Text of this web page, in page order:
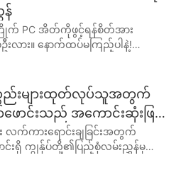
န်
းပွားစေရန်၊ ဦးဆောင်မှုများပြုလုပ်ရန် သို့မဟုတ် ထုတ်ကုန်အသစ်တစ်ခုကို ရိုးရိုးရှင်းရှင်းပြသရန် သင်ရှာဖွေနေပါသလား။ သင်၏ပန်းတိုင်များကို ဖော်ထုတ်ပြီးသည်နှင့်၊ ရက်စွဲ၊ နေရာနှင့် ဘတ်ဂျက်ကဲ့သို့သော ပွဲ၏ သယ်ယူပို့ဆောင်ရေးအစီအစဉ်ကို စတင်နိုင်ပါသည်။ သင်၏ မိတ်ဆက်ပွဲအတွက် နေရာကို ရွေးချယ်ရာတွင်၊ သင့်ပစ်မှတ် ပရိသတ်အတွက် အလွယ်တကူ ရနိုင်သော တည်နေရာကို စဉ်းစားပါ။ ဂိမ်းကွန်ဗင်းရှင်း သို့မဟုတ် ကုန်စည်ပြပွဲသည် ဂိမ်းကစားသူအများအပြားကို တစ်နေရာတည်းတွင်ရောက်ရှိရန် အကောင်းဆုံးဆက်တင်တစ်ခုဖြစ်သည်။ တစ်နည်းအားဖြင့် သင်သည် ပိုမိုရင်းနှီးပြီး သီးသန့်အတွေ့အကြုံဖန်တီးရန် သင့်ကိုယ်ပိုင် အရောင်းပြခန်း သို့မဟုတ် ရုံးခန်းတွင် ပွဲစီစဉ်နိုင်သည်။ ဂိမ်းကစားသူများကြား စိတ်ဝင်စားမှုရရှိစေရန်၊ ပွဲသို့ဦးတည်သည့် buzz ဖန်တီးရန် အရေးကြီးပါသည်။ မိတ်ဆက်ပွဲနှင့်ပတ်သက်သည့် စကားလုံးများကို ဖြန့်ကျက်ရန် ဆိုရှယ်မီဒီယာပလက်ဖောင်းများ၊ အီးမေးလ်စျေးကွက်ရှာဖွေရေးနှင့် စာနယ်ဇင်းထုတ်ဝေမှုများကို အသုံးပြုပါ။ ဂိမ်းဆော့သော PC အိတ်အသစ်၏ အမြည်းနှင့် ခိုးကြည့်မှုများသည် အလားအလာရှိသော တက်ရောက်သူများကြားတွင် မျှော်လင့်ခြင်းနှင့် စိတ်လှုပ်ရှားခြင်းကို တည်ဆောက်ရန် ကူညီပေးပါသည်။ ပွဲနေ့တွင်၊ ဂိမ်းကစားသူများအတွက် ကြိုဆိုပြီး ဆွဲဆောင်မှုရှိသော အငွေ့အသက်ကို ဖန်တီးပါ။ ဂိမ်းပီစီအိတ်၏အင်္ဂါရပ်များကိုပြသသည့်အပြန်အလှန်တုံ့ပြန်သည့်ပြကွက်များကိုတပ်ဆင်ကာ ထုတ်ကုန်ကို ကိုယ်တိုင်တွေ့ကြုံခံစားနိုင်စေရန် တက်ရောက်လာသူများအား လက်ဖြင့်သရုပ်ပြမှုများကို ပံ့ပိုးပေးပါသည်။ ဧည့်သည်များနှင့် ပိုမိုထိတွေ့ဆက်ဆံပြီး အမှတ်ရဖွယ်အတွေ့အကြုံကို ဖန်တီးရန် ဂိမ်းပြိုင်ပွဲများ ကျင်းပခြင်း သို့မဟုတ် လက်ဆောင်ပစ္စည်းများကို လက်ခံကျင်းပရန် စဉ်းစားပါ။ ကွန်ရက်ချိတ်ဆက်ခြင်းသည် အောင်မြင်သော မိတ်ဆက်ပွဲတစ်ခု၏ အရေးကြီးသော ကဏ္ဍတစ်ခုလည်းဖြစ်သည်။ တက်ရောက်သူများနှင့် ချိတ်ဆက်ရန်၊ အကြံပြုချက်များကို စုဆောင်းရန်နှင့် အလားအလာရှိသော လုပ်ဖော်ကိုင်ဖက်များ သို့မဟုတ် ဖြန့်ဖြူးသူများနှင့် ဆက်ဆံရေးတည်ဆောက်ရန် အချိန်ယူပါ။ ထုတ်ကုန်ကို စိတ်ဝင်စားသည့် ဂိမ်းကစားသူများထံမှ ဆက်သွယ်ရန် အချက်အလက်များကို စုဆောင်းခြင်းသည် ပွဲအပြီးတွင် ၎င်းတို့နှင့် လိုက်လျောညီထွေဖြစ်စေရန် ကူညီပေးပြီး နောက်ထပ်ရောင်းအားကို မြှင့်တင်နိုင်မည်ဖြစ်သည်။ နိဂုံးချုပ်အနေဖြင့်၊ အောင်မြင်သော ဂိမ်း PC case launch event ကို လက်ခံကျင်းပခြင်းသည် ဂရုတစိုက်စီစဉ်ခြင်း၊ ပရိုမိုးရှင်းနှင့် အကောင်အထည်ဖော်ရန် လိုအပ်ပါသည်။ ဂိမ်းကစားသူများအကြား စိတ်ဝင်စားဖွယ်ကောင်းသော ဖန်တီးမှုများဖန်တီးခြင်းဖြင့်၊ သင်သည် သင့်ထုတ်ကုန်ကို ထိရောက်စွာပြသနိုင်ပြီး သင့်ဂိမ်းဆော့ဖ်ဝဲအတွက် ရောင်းအားကို တွန်းအားပေးနိုင်ပါသည်။ ထို့ကြောင့် ယနေ့တွင် သင်၏မိတ်ဆက်ပွဲကို စတင်စီစဉ်ပြီး ဂိမ်းအသိုက်အဝန်းအပေါ် တည်မြဲသော အထင်ကြီးမှုတစ်ခု ပြုလုပ်ပါ။ - သင်၏ PC Cases များ၏ နောက်ဆုံးရအင်္ဂါရပ်များနှင့် ဒီဇိုင်းကို ပြသခြင်း။ အောင်မြင်သော ဂိမ်းဆော့သော PC case မိတ်ဆက်ပွဲကို လက်ခံကျင်းပခြင်းသည် သင်၏ gaming PC case များ၏ နောက်ဆုံးထွက်အင်္ဂါရပ်များနှင့် ဒီဇိုင်းများကို ပြသရန်အတွက် မရှိမဖြစ်လိုအပ်ပါသည်။ ကောင်းစွာစီစဉ်ထားပြီး အကောင်အထည်ဖော်သည့်ပွဲသည် ဖောက်သည်များနှင့် မီဒီယာများကြားတွင် စိတ်လှုပ်ရှားမှုကို ဖြစ်ပေါ်စေပြီး အရောင်းနှင့် အမှတ်တံဆိပ်ကို မြင်နိုင်စွမ်းကို တိုးမြင့်လာစေပါသည်။ ဤလမ်းညွှန်တွင်၊ သင့်ပရိသတ်ကို ရေရှည်စွဲမြဲစေမည့် အောင်မြင်သောဂိမ်း PC case launch event ကို လက်ခံကျင်းပရန်အတွက် အဓိကဗျူဟာများကို ဆွေးနွေးပါမည်။ သင်၏ဂိမ်း PC case launch event ကိုစီစဉ်သောအခါ၊ သင်၏ပစ်မှတ်ပရိသတ်ကို ထည့်သွင်းစဉ်းစားရန် အရေးကြီးပါသည်။ သင့်အစီအစဉ်ကို အများသူငှာ ဖွင့်မည်လား သို့မဟုတ် လုပ်ငန်းနယ်ပယ်မှ ကျွမ်းကျင်ပညာရှင်များနှင့် မီဒီယာများအတွက် ပိုမိုသီးသန့်ပွဲဖြစ်မည်ဆိုသည်ကို ခွဲခြားသတ်မှတ်ပါ။ ၎င်းသည် သင့်ဧည့်သည်များအတွက် ဆွဲဆောင်မှုအရှိဆုံးဖြစ်မည့် ပရိုဂရမ်အမျိုးအစားနှင့် လှုပ်ရှားမှုများကို ဆုံးဖြတ်ရန် သင့်အား ကူညီပေးပါမည်။ သင်၏ဂိမ်း PC case မိတ်ဆက်ပွဲအတွက် မှန်ကန်သောနေရာကို ရွေးချယ်ခြင်းသည် သင့်တက်ရောက်လာသူများအတွက် အမှတ်တရနှင့် အကျိုးသက်ရောက်မှုရှိသော အတွေ့အကြုံကို ဖန်တီးရန် အရေးကြီးပါသည်။ ပြောင်လက်တောက်ပသော ဂိုဒေါင်နေရာ၊ စတိုင်ကျသော အရောင်းပြခန်း သို့မဟုတ် ခေတ်မီသော ပွဲလမ်းသဘင်နေရာတစ်ခုကို သင်ရွေးချယ်သည်ဖြစ်စေ နေရာသည် သင့်ဂိမ်း PC အိတ်များ၏ အလှတရားနှင့် တံဆိပ်တပ်ခြင်းများနှင့် ကိုက်ညီကြောင်း သေချာပါစေ။ ခန်းမ၏ အပြင်အဆင်သည် ပွဲ၏စီးဆင်းမှုကို မည်သို့အကျိုးသက်ရောက်စေမည်ကို ထည့်သွင်းစဉ်းစားပြီး သင့်ထုတ်ကုန်များကို ပြသရန်နှင့် ဧည့်သည်များနှင့် ထိတွေ့ရန် နေရာအလုံအလောက်ရှိစေရန် သေချာပါစေ။ သင်၏ဂိမ်း PC အိတ်များ၏ နောက်ဆုံးထွက်အင်္ဂါရပ်များနှင့် ဒီဇိုင်းများကို ပြသခြင်းအပြင်၊ တက်ရောက်လာသူများအတွက် အမှန်တကယ် နှစ်မြှုပ်ထားသော အတွေ့အကြုံကို ဖန်တီးရန် သင့်အစီအစဉ်တွင် အပြန်အလှန်အကျိုးသက်ရောက်မှုရှိသော အစိတ်အပိုင်းများကို ထည့်သွင်းစဉ်းစားပါ။ ဧည့်သည်များသည် သင့် PC အိတ်များ၏ လုပ်ဆောင်နိုင်စွမ်းကို စမ်းသပ်နိုင်သည့် သရုပ်ပြဘူတာရုံများကို သတ်မှတ်ပြီး RGB အလင်းရောင်ကို စိတ်ကြိုက်ပြင်ဆင်ခြင်း သို့မဟုတ် သင့်ကိစ္စများ၏ ကေဘယ်လ်စီမံခန့်ခွဲမှု ရွေးချယ်မှုများကို ရှာဖွေခြင်းကဲ့သို့သော လက်ပေါ်အတွေ့အကြုံများအတွက် အခွင့်အလမ်းများ ပေးဆောင်နိုင်သည်။ သင်၏ ဂိမ်းဆော့သော PC case launch event ၏ အကျိုးသက်ရောက်မှုကို အမြင့်ဆုံးဖြစ်စေရန်၊ သင့်မက်ဆေ့ချ်ကို ချဲ့ထွင်ပြီး ပိုမိုကျယ်ပြန့်သော ပရိသတ်ထံ ရောက်ရှိစေရန် ကူညီပေးနိုင်သည့် သြဇာလွှမ်းမိုးနိုင်သူများနှင့် လုပ်ငန်းကျွမ်းကျင်သူများ၏ အကူအညီကို စာရင်းသွင်းပါ။ လူကြိုက်များသော ဂိမ်းဆော့သည့် YouTubers၊ နည်းပညာဘလော့ဂါများနှင့် ဆိုရှယ်မီဒီယာလွှမ်းမိုးသူများကို ဖိတ်ကြားပြီး ၎င်းတို့၏အတွေ့အကြုံများကို ၎င်းတို့၏နောက်လိုက်များနှင့် မျှဝေရန် ပွဲသို့ ဖိတ
စည်းများထုတ်လုပ်သူအတွက်
င်းသည် အကောင်းဆုံးဖြစ်
အွန်လိုင်းပလက်ဖောင်းအချို့ကို နှိုင်းယှဉ်ပါမည်။ လက်ကားဝယ်ယူမှုများအတွက် ရေပန်းအစားဆုံး အွန်လိုင်းပလက်ဖောင်းများထဲမှ တစ်ခုမှာ Alibaba ဖြစ်သည်။ ကမ္ဘာတစ်ဝှမ်းရှိ ထုတ်လုပ်သူနှင့် ပေးသွင်းသူများထံမှ ထုတ်ကုန်အများအပြားကို ရွေးချယ်ခြင်းကြောင့် လူသိများသော Alibaba သည် အပြိုင်အဆိုင်စျေးနှုန်းများဖြင့် esports ဂိမ်းဆက်စပ်ပစ္စည်းများကို ကျယ်ပြန့်စွာ ပေးဆောင်ပါသည်။ ၎င်း၏အသုံးပြုရလွယ်ကူသောအင်တာဖေ့စ်နှင့် လုံခြုံသောငွေပေးချေမှုရွေးချယ်စရာများဖြင့် Alibaba သည် ၎င်းတို့၏စတိုးဆိုင်အတွက် ဂိမ်းဆက်စပ်ပစ္စည်းများကို စုဆောင်းလိုသည့် လက်လီရောင်းချသူများအတွက် အဆင်ပြေသောရွေးချယ်မှုတစ်ခုဖြစ်သည်။ ထည့်သွင်းစဉ်းစားသင့်သည့် နောက်ထပ်အွန်လိုင်းပလက်ဖောင်းမှာ Amazon ဖြစ်သည်။ Amazon သည် ၎င်း၏ လက်လီစျေးကွက်အတွက် အဓိကအားဖြင့် နာမည်ကြီးသော်လည်း၊ အစုလိုက်အပြုံလိုက် ကုန်ပစ္စည်းများကို ဝယ်ယူလိုသည့် စီးပွားရေးလုပ်ငန်းများအတွက် လက်ကားပရိုဂရမ်ကိုလည်း ပေးဆောင်ထားသည်။ ၎င်း၏ လျင်မြန်သော ပို့ဆောင်မှုနှင့် ယုံကြည်စိတ်ချရသော ဖောက်သည်ဝန်ဆောင်မှုဖြင့် Amazon သည် ၎င်းတို့၏ esports ဂိမ်းဆက်စပ်ပစ္စည်းများကို လျင်မြန်စွာ ပြန်လည်သိုလှောင်လိုသည့် လက်လီရောင်းချသူများအတွက် အဆင်ပြေသော ရွေးချယ်မှုတစ်ခု ဖြစ်လာနိုင်သည်။ ပိုမိုထူးခြားသောပလပ်ဖောင်းကိုရှာဖွေနေသည့် လက်လီရောင်းချသူများအတွက် Newegg သည် အီလက်ထရွန်းနစ်ပစ္စည်းများနှင့် ဂိမ်းဆက်စပ်ပစ္စည်းများကို လက်ကားဝယ်ယူရန်အတွက် ရေပန်းစားသောရွေးချယ်မှုတစ်ခုဖြစ်သည်။ နည်းပညာထုတ်ကုန်များကိုအာရုံစိုက်ခြင်းဖြင့် Newegg သည် ထိပ်တန်းအမှတ်တံဆိပ်များမှ အပြိုင်အဆိုင်စျေးနှုန်းများဖြင့် esports ဂိမ်းဆက်စပ်ပစ္စည်းများကို ကျယ်ပြန့်စွာရွေးချယ်ပေးပါသည်။ ၎င်း၏အသုံးပြုရလွယ်ကူသောဝဘ်ဆိုဒ်နှင့် ဖောက်သည်ပြန်လည်သုံးသပ်ခြင်းများဖြင့် Newegg သည် ဂိမ်းစက်မှုလုပ်ငန်းရှိ လက်လီရောင်းချသူများအတွက် ချောမွေ့စွာဝယ်ယူမှုအတွေ့အကြုံကို ပေးဆောင်ပါသည်။ ဤနာမည်ကြီးအွန်လိုင်းပလပ်ဖောင်းများအပြင် လက်လီရောင်းချသူများသည် esports ဂိမ်းဆက်စပ်ပစ္စည်းများလက်ကားအတွက် DHgate နှင့် Global Sources ကဲ့သို့သော ပလပ်ဖောင်းများကို ထည့်သွင်းစဉ်းစားနိုင်သည်။ DHgate သည် တရုတ်ထုတ်လုပ်သူများထံမှ ထုတ်ကုန်အများအပြားကို အပြိုင်အဆိုင်စျေးနှုန်းများဖြင့် ပေးဆောင်ထားပြီး Global Sources သည် ကမ္ဘာတစ်ဝှမ်းမှ လက်လီရောင်းချသူများနှင့် အစုလိုက်ဝယ်ယူမှုများအတွက် လက်လီရောင်းချသူများကို ချိတ်ဆက်ပေးပါသည်။ အွန်လိုင်းပလက်ဖောင်းအမျိုးမျိုးကို ရှာဖွေခြင်းဖြင့် လက်လီရောင်းချသူများသည် ၎င်းတို့၏လုပ်ငန်းလိုအပ်ချက်နှင့် ဘတ်ဂျက်အတွက် အကောင်းဆုံးကို ရှာဖွေနိုင်သည်။ နိဂုံးချုပ်အနေဖြင့်၊ esports ဂိမ်းဆက်စပ်ပစ္စည်းများ လက်ကားဝယ်ယူခြင်းအတွက် မှန်ကန်သောအွန်လိုင်းပလပ်ဖောင်းကို ရှာဖွေခြင်းသည် ဂိမ်းစက်လုပ်ငန်းတွင် အပြိုင်အဆိုင်ရှိနေလိုသော လက်လီရောင်းချသူများအတွက် မရှိမဖြစ်လိုအပ်ပါသည်။ Alibaba၊ Amazon၊ Newegg၊ DHgate နှင့် Global Sources ကဲ့သို့သော မတူညီသော platform များ၏ အင်္ဂါရပ်များနှင့် ကမ်းလှမ်းချက်များကို နှိုင်းယှဉ်ခြင်းဖြင့် လက်လီရောင်းချသူများသည် ၎င်းတို့၏ လုပ်ငန်းလိုအပ်ချက်များနှင့် ကိုက်ညီသည့် ဆုံးဖြတ်ချက်တစ်ခုကို ချမှတ်နိုင်သည်။ သင်သည် ထုတ်ကုန်မျိုးစုံကို ရွေးချယ်မှု၊ အမြန်ပို့ဆောင်ခြင်း သို့မဟုတ် ယှဉ်ပြိုင်စျေးနှုန်းများကို ရှာဖွေနေသည်ဖြစ်စေ သင့်လိုအပ်ချက်များကို ဖြည့်ဆည်းပေးမည့် အွန်လိုင်းပလပ်ဖောင်းတစ်ခု ရှိနေပါသည်။ မတူညီသောရွေးချယ်စရာများကို သုတေသနပြုကာ နှိုင်းယှဉ်ရန် အချိန်ယူခြင်းဖြင့် လက်လီရောင်းချသူများသည် ၎င်းတို့၏ esports ဂိမ်းဆက်စပ်ပစ္စည်းများ လက်လီလက္ကားလိုအပ်ချက်များအတွက် အကောင်းဆုံးပလပ်ဖောင်းကို ရှာဖွေနိုင်မည်ဖြစ်သည်။ - အွန်လိုင်းပလပ်ဖောင်းကိုရွေးချယ်သည့်အခါ ထည့်သွင်းစဉ်းစားရမည့်အချက်များ တိုးတက်ပြောင်းလဲနေသော esports ဂိမ်းလောကတွင် မှန်ကန်သောဆက်စပ်ပစ္စည်းများရှိခြင်းသည် ပြိုင်ဆိုင်မှုအစွန်းအထင်းကိုရရှိခြင်းတွင် ကွဲပြားခြားနားမှုအားလုံးကို ဖြစ်ပေါ်စေပါသည်။ အရည်အသွေးမြင့် ထိန်းချုပ်ကိရိယာများမှ ထိပ်တန်းနားကြပ်များအထိ၊ esports ဂိမ်းဆက်စပ်ပစ္စည်းများသည် ပြိုင်ဆိုင်မှုကိုလွှမ်းမိုးလိုသည့် ပြင်းထန်သောဂိမ်းကစားသူများအတွက် မရှိမဖြစ်လိုအပ်ပါသည်။ ဤဆက်စပ်ပစ္စည်းများကို အစုလိုက်ရောင်းချလိုသည့် စီးပွားရေးလုပ်ငန်းများအတွက်၊ အမြတ်အစွန်းအများဆုံးရရှိရန်နှင့် ပိုမိုကျယ်ပြန့်သော ဖောက်သည်အခြေစိုက်စခန်းသို့ရောက်ရှိရန်အတွက် မှန်ကန်သောအွန်လိုင်းပလက်ဖောင်းကို ရွေးချယ်ခြင်းသည် အရေးကြီးပါသည်။ မည်သည့်အွန်လိုင်းပလက်ဖောင်းသည် esports ဂိမ်းဆက်စပ်ပစ္စည်းများ လက်ကားရောင်းချရန်အတွက် အကောင်းဆုံးဖြစ်သည်ကို စဉ်းစားသောအခါတွင် ထည့်သွင်းစဉ်းစားရန် အရေးကြီးသောအချက်များစွာရှိပါသည်။ အရေးအကြီးဆုံး ထည့်သွင်းစဉ်းစားစရာတစ်ခုမှာ platform ၏ ဂုဏ်သတင်းနှင့် ယုံကြည်စိတ်ချရမှုဖြစ်သည်။ ဂိမ်းအသိုက်အဝန်းအတွင်း လူသိများပြီး ယုံကြည်စိတ်ချရသော ပလပ်ဖောင်းကို ရွေးချယ်ရန် အရေးကြီးသောကြောင့် ၎င်းသည် သုံးစွဲသူများကို ပိုမိုဆွဲဆောင်ရန်နှင့် သင့်လုပ်ငန်းအတွက် အပြုသဘောဆောင်သော ဂုဏ်သတင်းကို ထူထောင်ရန် အထောက်အကူဖြစ်စေပါသည်။ ထည့်သွင်းစဉ်းစားရမည့် အခြားအချက်မှာ ပလပ်ဖောင်း၏ အသုံးပြုရလွယ်ကူမှုနှင့် သုံးစွဲနိုင်မှုတို့ဖြစ်သည်။ အသုံးပြုရလွယ်ကူသော အင်တာဖေ့စ်နှင့် ထုတ်ကုန်များစာရင်းရောင်းချခြင်းအတွက် လိုက်လျောညီထွေရှိသော လုပ်ငန်းစဉ်သည် သင့်လက်ကားလုပ်ငန်းအောင်မြင်မှုအတွက် ကြီးမားသောခြားနားချက်ဖြစ်စေနိုင်သည်။ သင့်စာရင်းကို စီမံခန့်ခွဲရန်၊ အရောင်းကို ခြေရာခံကာ ဝယ်ယူသူများနှင့် အလွယ်တကူ ဆက်သွယ်နိုင်စေရန် ကိရိယာများနှင့် အရင်းအမြစ်များကို ပံ့ပိုးပေးသည့် ပလပ်ဖောင်းများကို ရှာဖွေပါ။ ထို့အပြင်၊ ပလပ်ဖောင်းအသုံးပြုခြင်းနှင့်ဆက်စပ်သော အခကြေးငွေများနှင့် ကုန်ကျစရိတ်များကို ထည့်သွင်းစဉ်းစားရန် အရေးကြီးပါသည်။ အချို့သောပလပ်ဖောင်းများသည် ကုန်ပစ္စည်းများစာရင်းပြုစုခြင်းအတွက် အခကြေးငွေကို ကောက်ခံနိုင်